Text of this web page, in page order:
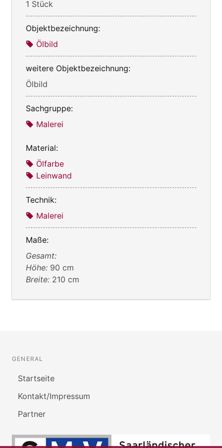
1 Stück
Objektbezeichnung:
Ölbild
weitere Objektbezeichnung:
Ölbild
Sachgruppe:
Malerei
Material:
Ölfarbe
Leinwand
Technik:
Malerei
Maße:
Gesamt:
Höhe: 90 cm
Breite: 210 cm
GENERAL
Startseite
Kontakt/Impressum
Partner